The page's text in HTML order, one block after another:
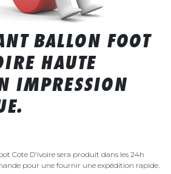
BALLON FOOT
HAUTE
IMPRESSION
Cote D'ivoire sera produit dans les 24h
pour une fournir une expédition rapide.